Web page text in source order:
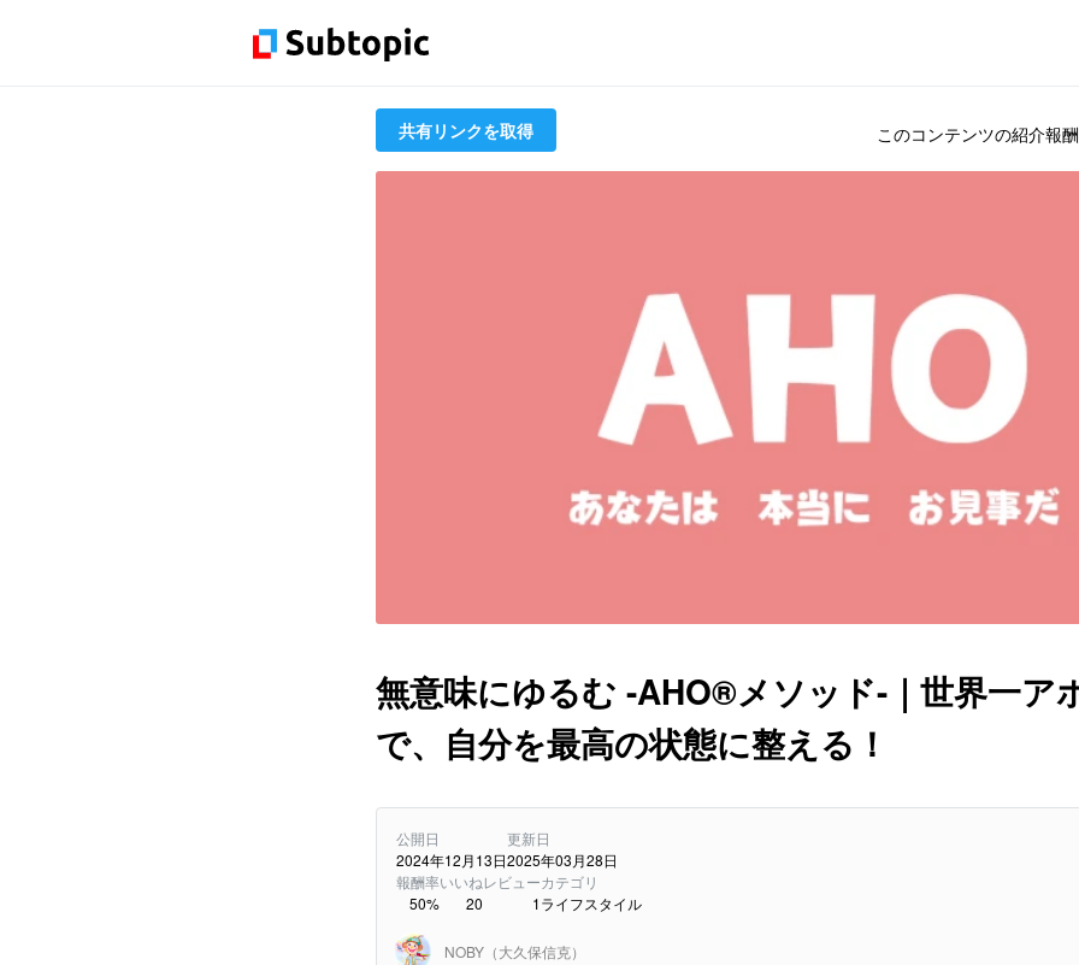
共有リンクを取得 このコンテンツの紹介報
無意味にゆるむ -AHO®メソッド-｜世界一ア
で、自分を最高の状態に整える！
公開日
2024年12月13日
更新日
2025年03月28日
報酬率
50%
いいね
20
レビュー
1
カテゴリ
ライフスタイル
NOBY（大久保信克）